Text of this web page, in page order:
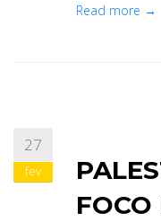
Read more →
27
fev
FOCO